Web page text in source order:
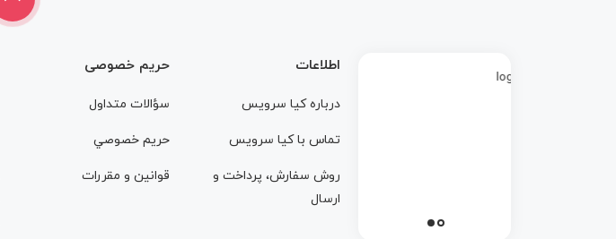
اطلاعات
درباره کيا سرويس
تماس با کيا سرويس
روش سفارش، پرداخت و
ارسال
حریم خصوصی
سؤالات متداول
حريم خصوصي
قوانين و مقررات